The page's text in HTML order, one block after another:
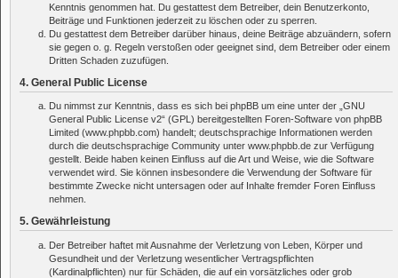
Kenntnis genommen hat. Du gestattest dem Betreiber, dein Benutzerkonto,
Beiträge und Funktionen jederzeit zu löschen oder zu sperren.
Du gestattest dem Betreiber darüber hinaus, deine Beiträge abzuändern, sofern
sie gegen o. g. Regeln verstoßen oder geeignet sind, dem Betreiber oder einem
Dritten Schaden zuzufügen.
4. General Public License
Du nimmst zur Kenntnis, dass es sich bei phpBB um eine unter der „ GNU
General Public License v2“ (GPL) bereitgestellten Foren-Software von phpBB
Limited (www.phpbb.com) handelt; deutschsprachige Informationen werden
durch die deutschsprachige Community unter www.phpbb.de zur Verfügung
gestellt. Beide haben keinen Einfluss auf die Art und Weise, wie die Software
verwendet wird. Sie können insbesondere die Verwendung der Software für
bestimmte Zwecke nicht untersagen oder auf Inhalte fremder Foren Einfluss
nehmen.
5. Gewährleistung
Der Betreiber haftet mit Ausnahme der Verletzung von Leben, Körper und
Gesundheit und der Verletzung wesentlicher Vertragspflichten
(Kardinalpflichten) nur für Schäden, die auf ein vorsätzliches oder grob